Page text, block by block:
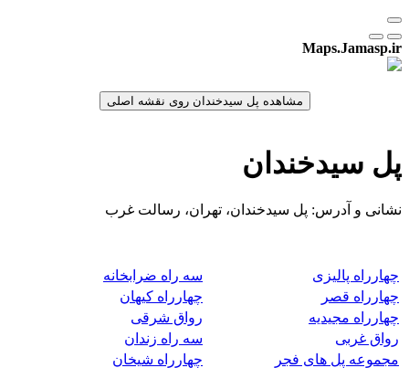
Maps.Jamasp.ir
پل سیدخندان
نشانی و آدرس: پل سیدخندان، تهران، رسالت غرب
چهارراه پالیزی
سه راه ضرابخانه
چهارراه قصر
چهارراه کیهان
چهارراه مجیدیه
رواق شرقی
رواق غربی
سه راه زندان
مجموعه پل های فجر
چهارراه شیخان